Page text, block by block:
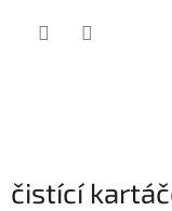
čistící